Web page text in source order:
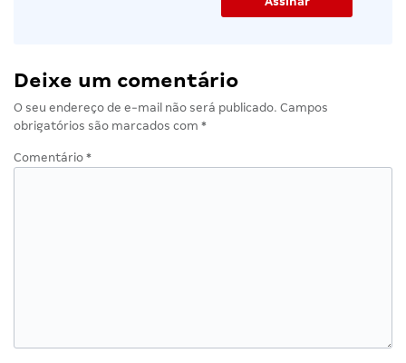
Deixe um comentário
O seu endereço de e-mail não será publicado. Campos
obrigatórios são marcados com *
Comentário *